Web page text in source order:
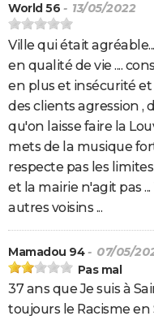
World 56 - 13/05/2022
Ville qui était
en qualité de vie ....
en plus et insécurité et
des clients agression ,
qu'on laisse faire la
mets de la musique
respecte pas les
et la mairie n'agit pas
autres voisins ...
Mamadou 94- 07/05/
Pas mal
37 ans que Je suis à
toujours le Racisme en